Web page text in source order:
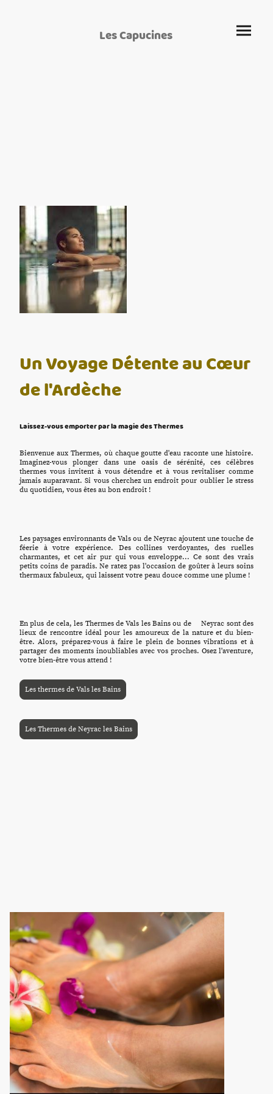
Les Capucines
Un Voyage Détente au Cœur
de l'Ardèche
Laissez-vous emporter par la magie des Thermes
Bienvenue aux Thermes, où chaque goutte d'eau raconte une histoire.
Imaginez-vous plonger dans une oasis de sérénité, ces célèbres
thermes vous invitent à vous détendre et à vous revitaliser comme
jamais auparavant. Si vous cherchez un endroit pour oublier le stress
du quotidien, vous êtes au bon endroit !
Les paysages environnants de Vals ou de Neyrac ajoutent une touche de
féerie à votre expérience. Des collines verdoyantes, des ruelles
charmantes, et cet air pur qui vous enveloppe... Ce sont des vrais
petits coins de paradis. Ne ratez pas l'occasion de goûter à leurs soins
thermaux fabuleux, qui laissent votre peau douce comme une plume !
En plus de cela, les Thermes de Vals les Bains ou de Neyrac sont des
lieux de rencontre idéal pour les amoureux de la nature et du bien-
être. Alors, préparez-vous à faire le plein de bonnes vibrations et à
partager des moments inoubliables avec vos proches. Osez l'aventure,
votre bien-être vous attend !
Les thermes de Vals les Bains
Les Thermes de Neyrac les Bains